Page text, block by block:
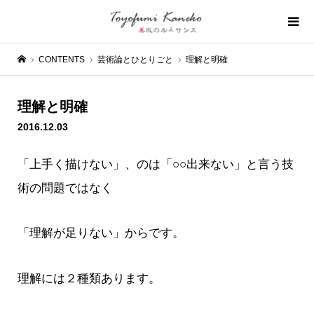
CONTENTS 芸術論とひとりごと 理解と明確
理解と明確
2016.12.03
「上手く描けない」、のは「○○出来ない」と言う技
術の問題ではなく
「理解が足りない」からです。
理解には２種類あります。